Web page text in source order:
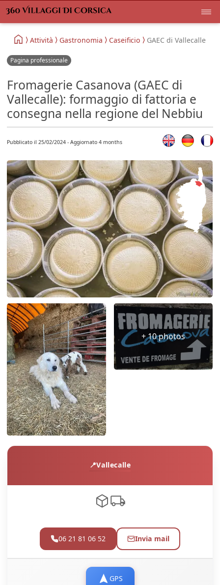
Attività Gastronomia Caseificio GAEC di Vallecalle
Pagina professionale
Fromagerie Casanova (GAEC di
Vallecalle): formaggio di fattoria e
consegna nella regione del Nebbiu
Pubblicato il 25/02/2024 - Aggiornato 4 months
+ 10 photos
Vallecalle
06 21 81 06 52 Invia mail
GPS